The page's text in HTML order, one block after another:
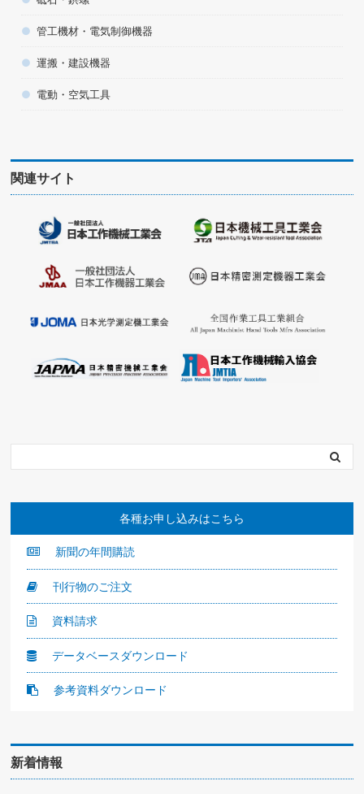
管工機材・電気制御機器
運搬・建設機器
電動・空気工具
関連サイト
各種お申し込みはこちら
新聞の年間購読
刊行物のご注文
資料請求
データベースダウンロード
参考資料ダウンロード
新着情報